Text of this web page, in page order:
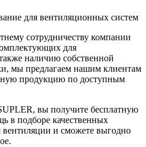
для вентиляционных систем
сотрудничеству компании
для
наличию собственной
мы предлагаем нашим клиентам
продукцию по доступным
вы получите бесплатную
в подборе качественных
и сможете выгодно